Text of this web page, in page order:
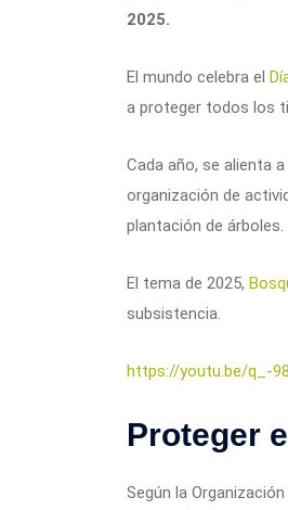
2025.
El mundo celebra el
a proteger todos los
Cada año, se alienta
organización de
plantación de árboles.
El tema de 2025,
subsistencia.
https://youtu.be/q_-
Proteger
Según la